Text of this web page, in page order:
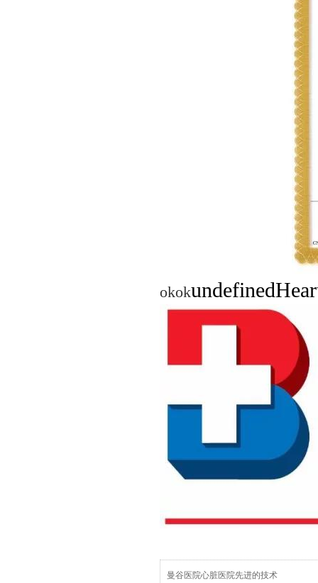
okokundefined
曼谷医院心脏医院先进的技术